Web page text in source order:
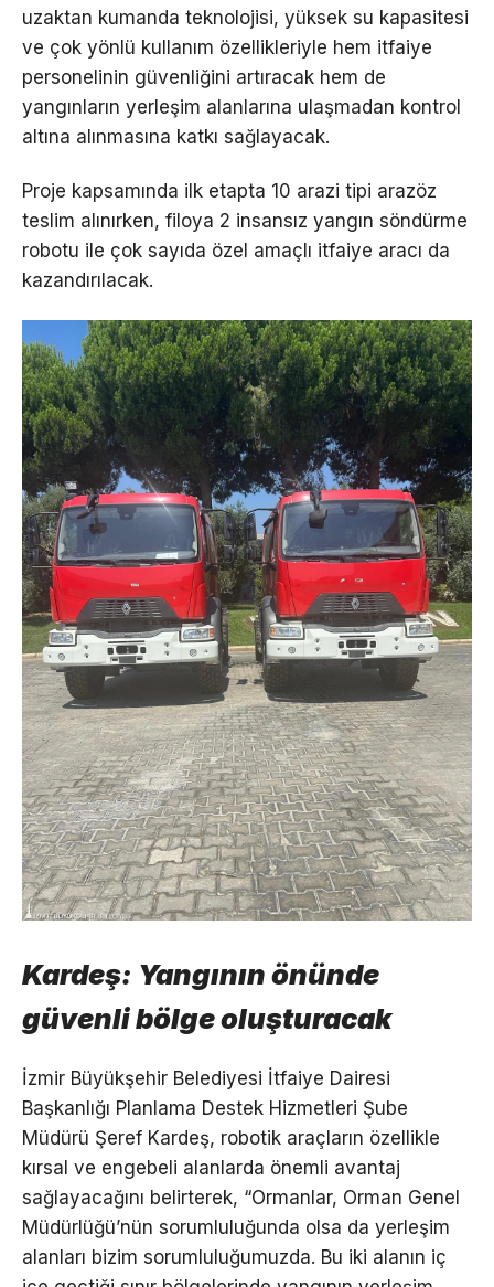
uzaktan kumanda teknolojisi, yüksek su kapasitesi
ve çok yönlü kullanım özellikleriyle hem itfaiye
personelinin güvenliğini artıracak hem de
yangınların yerleşim alanlarına ulaşmadan kontrol
altına alınmasına katkı sağlayacak.
Proje kapsamında ilk etapta 10 arazi tipi arazöz
teslim alınırken, filoya 2 insansız yangın söndürme
robotu ile çok sayıda özel amaçlı itfaiye aracı da
kazandırılacak.
Kardeş: Yangının önünde
güvenli bölge oluşturacak
İzmir Büyükşehir Belediyesi İtfaiye Dairesi
Başkanlığı Planlama Destek Hizmetleri Şube
Müdürü Şeref Kardeş, robotik araçların özellikle
kırsal ve engebeli alanlarda önemli avantaj
sağlayacağını belirterek, “Ormanlar, Orman Genel
Müdürlüğü’nün sorumluluğunda olsa da yerleşim
alanları bizim sorumluluğumuzda. Bu iki alanın iç